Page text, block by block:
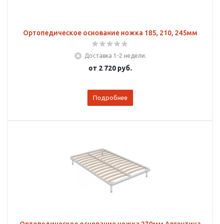
Ортопедическое основание ножка 185, 210, 245мм
Доставка 1-2 недели.
от 2 720 руб.
Подробнее